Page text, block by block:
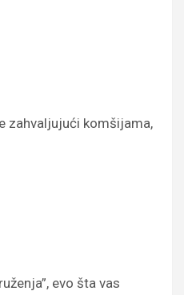
zahvaljujući komšijama,
evo šta vas